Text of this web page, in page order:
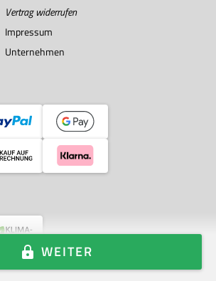
WEITER
Vertrag widerrufen
Impressum
Unternehmen